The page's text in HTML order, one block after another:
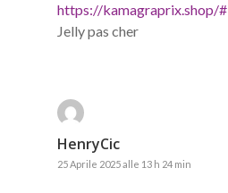
https://kamagraprix.shop/#
Jelly pas cher
HenryCic
25 Aprile 2025 alle 13 h 24 min